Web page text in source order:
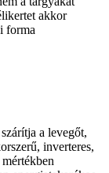
akkor
forma
a levegőt,
inverteres,